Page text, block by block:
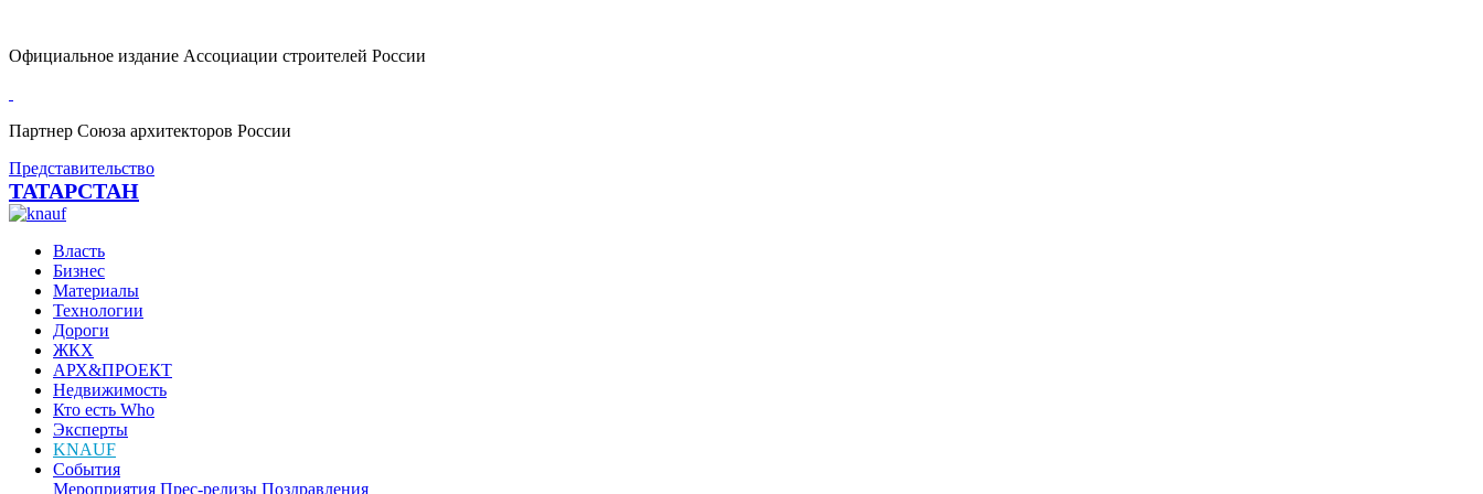
Официальное издание Ассоциации строителей России
Партнер Союза архитекторов России
Представительство
ТАТАРСТАН
Власть
Бизнес
Материалы
Технологии
Дороги
ЖКХ
АРХ&ПРОЕКТ
Недвижимость
Кто есть Who
Эксперты
KNAUF
События
Мероприятия Прес-релизы Поздравления